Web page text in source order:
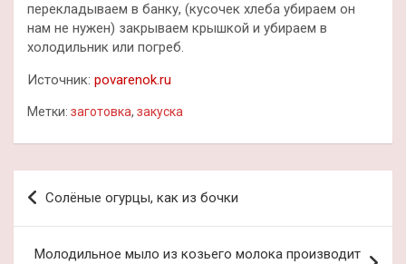
перекладываем в банку, (кусочек хлеба убираем он
нам не нужен) закрываем крышкой и убираем в
холодильник или погреб.
Источник: povarenok.ru
Метки: заготовка, закуска
Навигация
по
записям
Солёные огурцы, как из бочки
Молодильное мыло из козьего молока производит